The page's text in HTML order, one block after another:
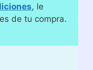
, le
de tu compra.